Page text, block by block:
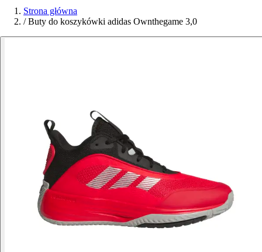
Strona główna
/ Buty do koszykówki adidas Ownthegame 3,0